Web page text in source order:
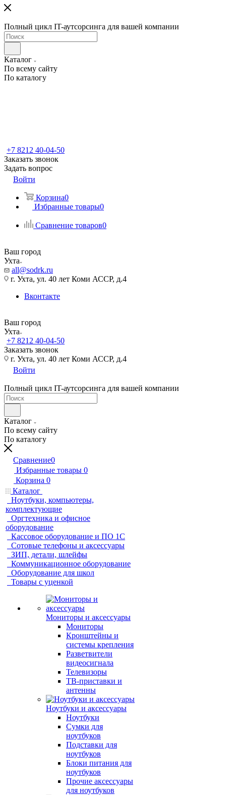
Полный цикл IT-аутсорсинга для вашей компании
Каталог
По всему сайту
По каталогу
+7 8212 40-04-50
Заказать звонок
Задать вопрос
Войти
Корзина0
Избранные товары0
Сравнение товаров0
Ваш город
Ухта
all@sodrk.ru
г. Ухта, ул. 40 лет Коми АССР, д.4
Вконтакте
Ваш город
Ухта
+7 8212 40-04-50
Заказать звонок
г. Ухта, ул. 40 лет Коми АССР, д.4
Войти
Полный цикл IT-аутсорсинга для вашей компании
Каталог
По всему сайту
По каталогу
Сравнение0
Избранные товары 0
Корзина 0
Каталог
Ноутбуки, компьютеры,
комплектующие
Оргтехника и офисное
оборудование
Кассовое оборудование и ПО 1С
Сотовые телефоны и аксессуары
ЗИП, детали, шлейфы
Коммуникационное оборудование
Оборудование для школ
Товары с уценкой
Мониторы и аксессуары
Мониторы
Кронштейны и
системы крепления
Разветвители
видеосигнала
Телевизоры
ТВ-приставки и
антенны
Ноутбуки и аксессуары
Ноутбуки
Сумки для
ноутбуков
Подставки для
ноутбуков
Блоки питания для
ноутбуков
Прочие аксессуары
для ноутбуков